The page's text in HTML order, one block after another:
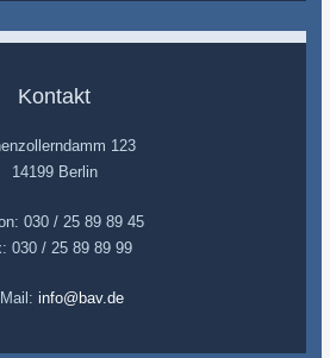
Kontakt
123
14199 Berlin
030 / 25 89 89 45
030 / 25 89 89 99
info@bav.de